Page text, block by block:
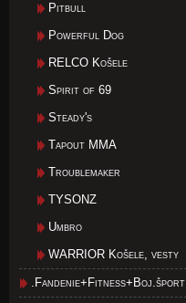
Pitbull
Powerful Dog
RELCO Košele
Spirit of 69
Steady's
Tapout MMA
Troublemaker
TYSONZ
Umbro
WARRIOR Košele, vesty
.Fandenie+Fitness+Boj.šport